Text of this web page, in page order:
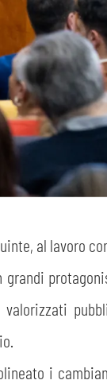
al lavoro
i